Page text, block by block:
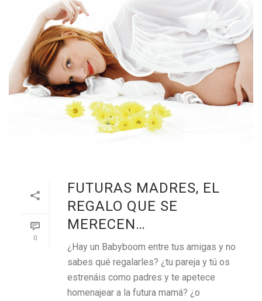
0
FUTURAS MADRES, EL
REGALO QUE SE
MERECEN…
¿Hay un Babyboom entre tus amigas y no
sabes qué regalarles? ¿tu pareja y tú os
estrenáis como padres y te apetece
homenajear a la futura mamá? ¿o